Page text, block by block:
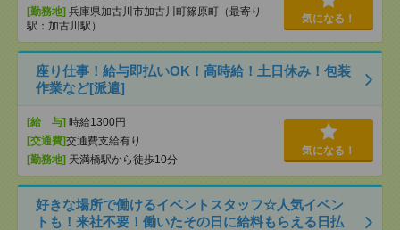
[勤務地] 兵庫県加古川市加古川町篠原町（最寄り
駅：加古川駅）
気になる！
座り仕事！給与即払いOK！高時給！土日休み！包装
作業など[派遣]
[給 与] 時給1300円
[交通費]交通費支給有り
[勤務地] 天満橋駅から徒歩10分
気になる！
好きな場所で働けるイベントスタッフ☆人気イベン
トも！来社不要！働いたその日に給料もらえる日払